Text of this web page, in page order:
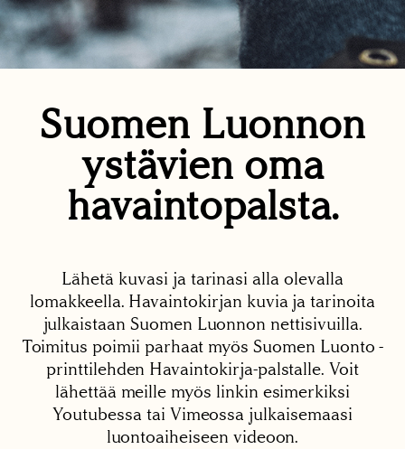
Suomen Luonnon
ystävien oma
havaintopalsta.
Lähetä kuvasi ja tarinasi alla olevalla
lomakkeella. Havaintokirjan kuvia ja tarinoita
julkaistaan Suomen Luonnon nettisivuilla.
Toimitus poimii parhaat myös Suomen Luonto -
printtilehden Havaintokirja-palstalle. Voit
lähettää meille myös linkin esimerkiksi
Youtubessa tai Vimeossa julkaisemaasi
luontoaiheiseen videoon.